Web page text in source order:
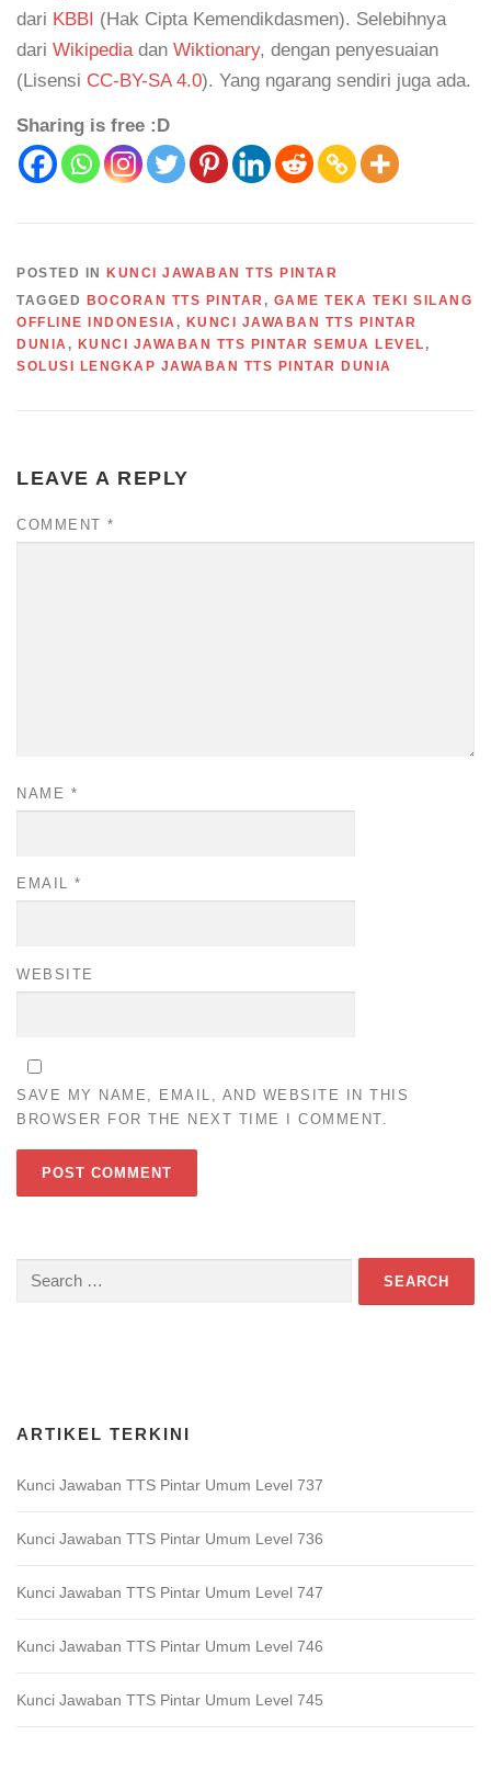
dari KBBI (Hak Cipta Kemendikdasmen). Selebihnya
dari Wikipediadan Wiktionary, dengan penyesuaian
(Lisensi CC-BY-SA 4.0). Yang ngarang sendiri juga ada.
Sharing is free :D
POSTED IN
KUNCI JAWABAN TTS PINTAR
TAGGED
BOCORAN TTS PINTAR , GAME TEKA TEKI SILANG
OFFLINE INDONESIA , KUNCI JAWABAN TTS PINTAR
DUNIA , KUNCI JAWABAN TTS PINTAR SEMUA LEVEL ,
SOLUSI LENGKAP JAWABAN TTS PINTAR DUNIA
LEAVE A REPLY
COMMENT *
NAME *
EMAIL *
WEBSITE
SAVE MY NAME, EMAIL, AND WEBSITE IN THIS
BROWSER FOR THE NEXT TIME I COMMENT.
Search
ARTIKEL TERKINI
Kunci Jawaban TTS Pintar Umum Level 737
Kunci Jawaban TTS Pintar Umum Level 736
Kunci Jawaban TTS Pintar Umum Level 747
Kunci Jawaban TTS Pintar Umum Level 746
Kunci Jawaban TTS Pintar Umum Level 745